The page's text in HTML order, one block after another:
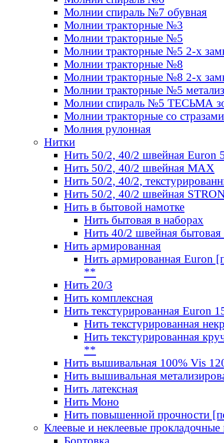
Молнии спираль №7 обувная
Молнии тракторные №3
Молнии тракторные №5
Молнии тракторные №5 2-х
Молнии тракторные №8
Молнии тракторные №8 2-х
Молнии тракторные №5
Молнии спираль №5 ТЕСЬМА
Молнии тракторные со стразами
Молния рулонная
Нитки
Нить 50/2, 40/2 швейная Euron
Нить 50/2, 40/2 швейная МАХ
Нить 50/2, 40/2,
Нить 50/2, 40/2 швейная
Нить в бытовой намотке
Нить бытовая в наборах
Нить 40/2 швейная бытовая
Нить армированная
Нить армированная Euron
**
Нить 20/3
Нить комплексная
Нить текстурированная Euron
Нить текстурированная
Нить текстурированная
**
Нить вышивальная 100% Vis
Нить вышивальная
Нить латексная
Нить Моно
Нить повышенной прочности
Клеевые и неклеевые прокладочные